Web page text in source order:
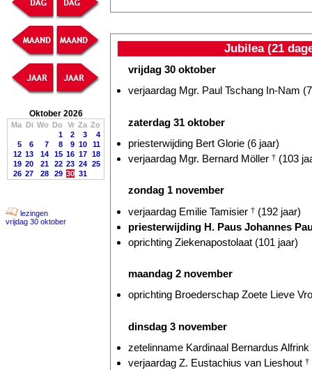
Oktober 2026
Ma Di Wo Do Vr Za Zo
1
2 3
4
5
6 7 8 9 10
11
12 13 14 15 16 17 18
19 20 21 22 23 24 25
26 27 28 29 30 31
lezingen
vrijdag 30 oktober
Jubilea (21
vrijdag 30 oktober
verjaardag Mgr. Paul Tschang In-Nam
zaterdag 31 oktober
priesterwijding Bert Glorie (6 jaar)
verjaardag Mgr. Bernard Möller † (103
zondag 1 november
verjaardag Emilie Tamisier † (192 jaar)
priesterwijding H. Paus Johannes
oprichting Ziekenapostolaat (101 jaar)
maandag 2 november
oprichting Broederschap Zoete Lieve
dinsdag 3 november
zetelinname Kardinaal Bernardus Alfrink
verjaardag Z. Eustachius van Lieshout †